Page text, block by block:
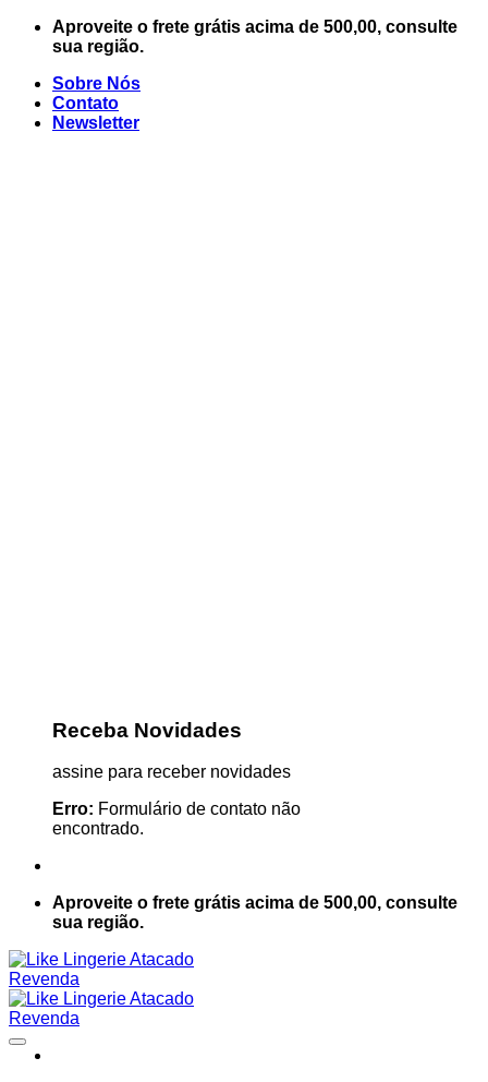
Skip
Aproveite o frete grátis acima de 500,00, consulte
sua região.
Sobre Nós
Contato
Newsletter
Receba Novidades
assine para receber novidades
Erro: Formulário de contato não
encontrado.
Aproveite o frete grátis acima de 500,00, consulte
sua região.